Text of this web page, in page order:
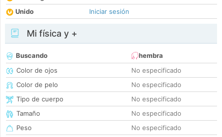
Unido
Iniciar sesión
Mi física y +
Buscando
hembra
Color de ojos
No especificado
Color de pelo
No especificado
Tipo de cuerpo
No especificado
Tamaño
No especificado
Peso
No especificado